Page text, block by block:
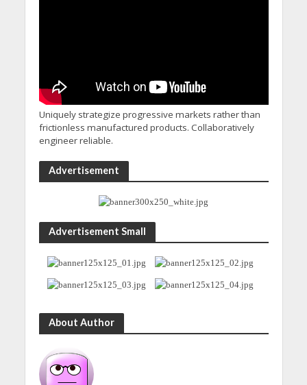
Uniquely strategize progressive markets rather than
frictionless manufactured products. Collaboratively
engineer reliable.
Advertisement
Advertisement Small
About Author